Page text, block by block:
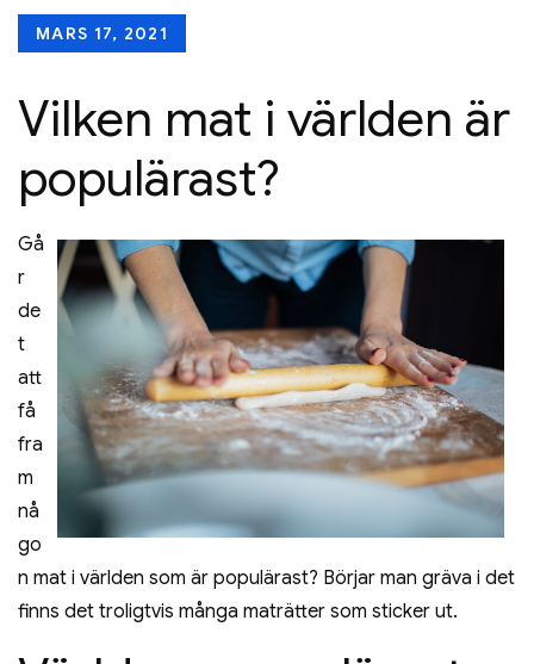
Posted
MARS 17, 2021
Vilken mat i världen är
populärast?
Gå
r
de
t
att
få
fra
m
nå
go
n mat i världen som är populärast? Börjar man gräva i det
finns det troligtvis många maträtter som sticker ut.